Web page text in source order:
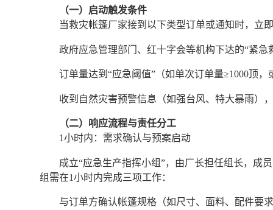
（一）启动触发条件
当救灾帐篷厂家接到以下类型订单或通知时，立
政府应急管理部门、红十字会等机构下达的“紧
订单量达到“应急阈值”（如单次订单量≥1000顶
收到自然灾害预警信息（如强台风、特大暴雨）
（二）响应流程与责任分工
1小时内：需求确认与预案启动
成立“应急生产指挥小组”，由厂长担任组长，成
组需在1小时内完成三项工作：
与订单方确认帐篷规格（如尺寸、面料、配件要